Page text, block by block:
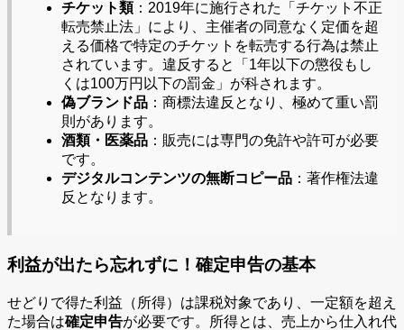
チケット類：2019年に施行された「チケット不正
転売禁止法」により、主催者の同意なく定価を超
える価格で特定のチケットを転売する行為は禁止
されています。違反すると「1年以下の懲役もし
くは100万円以下の罰金」が科されます。
偽ブランド品 ：商標法違反となり、極めて重い罰
則があります。
酒類・医薬品 ：販売には専門の免許や許可が必要
です。
デジタルコンテンツの無断コピー品 ：著作権法違
反となります。
利益が出たら忘れずに！確定申告の基本
せどりで得た利益（所得）は課税対象であり、一定額を超え
た場合は確定申告が必要です。所得とは、売上から仕入れ代